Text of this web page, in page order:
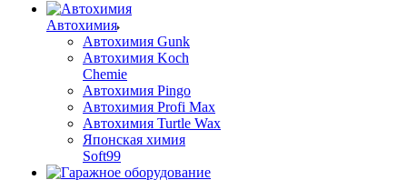
Автохимия
Автохимия Gunk
Автохимия Koch
Chemie
Автохимия Pingo
Автохимия Profi Max
Автохимия Turtle Wax
Японская химия
Soft99